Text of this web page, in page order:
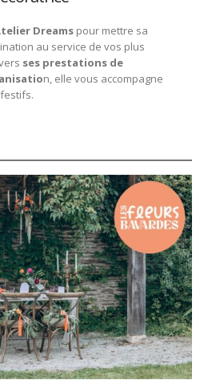
Dreamspour mettre sa
au service de vos plus
ses prestations de
n, elle vous accompagne